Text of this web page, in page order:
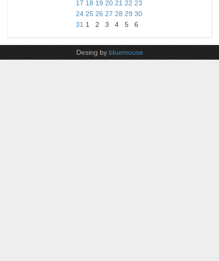
17 18 19 20 21 22 23
24 25 26 27 28 29 30
31 1 2 3 4 5 6
Desing by bluemouse